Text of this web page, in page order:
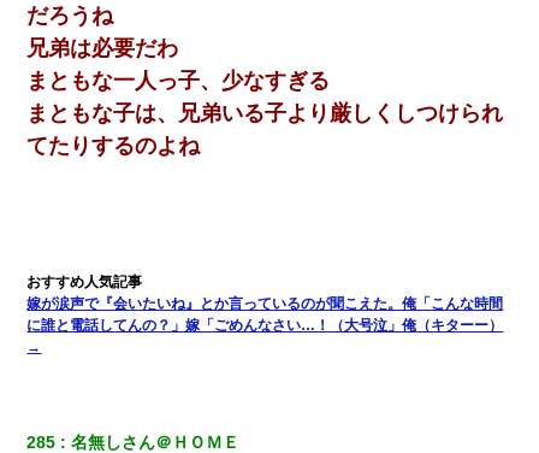
書店「息子さんが万引きしました」私「はっ？(息子目の前にいる
し…)うちの子ではないので迎えに行きません」→息子を名乗って
た人物の正体が判明するも・・・
【修羅場】彼女親「カスな家柄のヤツなんかと家族になるのはご
めんだ」俺「じゃあ別れます…」→ 彼女「なんで言い返してくれ
【衝撃】ヤンキー女に「サせて」って言った結果
だろうね
兄弟は必要だわ
まともな一人っ子、少なすぎる
まともな子は、兄弟いる子より厳しくしつけられ
てたりするのよね
嫁が涙声で『会いたいね』とか言っているのが聞こえた。俺「こんな時間
に誰と電話してんの？」嫁「ごめんなさい…！（大号泣」俺（キターー）
→
285 名無しさん＠ＨＯＭＥ